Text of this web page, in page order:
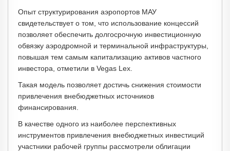
Опыт структурирования аэропортов МАУ
свидетельствует о том, что использование концессий
позволяет обеспечить долгосрочную инвестиционную
обвязку аэродромной и терминальной инфраструктуры,
повышая тем самым капитализацию активов частного
инвестора, отметили в Vegas Lex.
Такая модель позволяет достичь снижения стоимости
привлечения внебюджетных источников
финансирования.
В качестве одного из наиболее перспективных
инструментов привлечения внебюджетных инвестиций
участники рабочей группы рассмотрели облигации